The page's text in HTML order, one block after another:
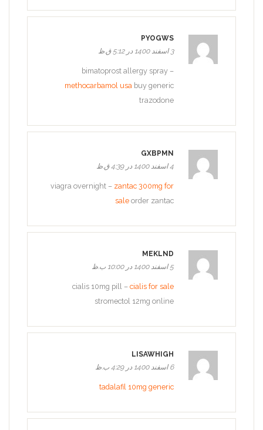
PYOGWS
3 اسفند 1400 در 5:12 ق.ظ
bimatoprost allergy spray –
methocarbamol usa buy generic
trazodone
GXBPMN
4 اسفند 1400 در 4:39 ق.ظ
viagra overnight – zantac 300mg for
sale order zantac
MEKLND
5 اسفند 1400 در 10:00 ب.ظ
cialis 10mg pill – cialis for sale
stromectol 12mg online
LISAWHIGH
6 اسفند 1400 در 4:29 ب.ظ
tadalafil 10mg generic